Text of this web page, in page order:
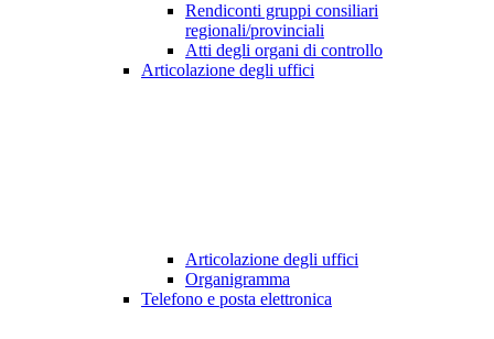
Rendiconti gruppi consiliari
regionali/provinciali
Atti degli organi di controllo
Articolazione degli uffici
Articolazione degli uffici
Organigramma
Telefono e posta elettronica